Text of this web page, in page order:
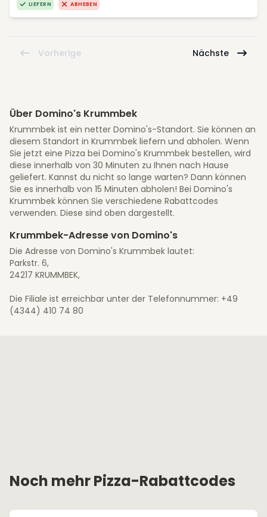
LIEFERN ABHEBEN
Vorherige Nächste
Über Domino's Krummbek
Krummbek ist ein netter Domino's-Standort. Sie können an
diesem Standort in Krummbek liefern und abholen. Wenn
Sie jetzt eine Pizza bei Domino's Krummbek bestellen, wird
diese innerhalb von 30 Minuten zu Ihnen nach Hause
geliefert. Kannst du nicht so lange warten? Dann können
Sie es innerhalb von 15 Minuten abholen! Bei Domino's
Krummbek können Sie verschiedene Rabattcodes
verwenden. Diese sind oben dargestellt.
Krummbek-Adresse von Domino's
Die Adresse von Domino's Krummbek lautet:
Parkstr. 6,
24217 KRUMMBEK,
Die Filiale ist erreichbar unter der Telefonnummer: +49
(4344) 410 74 80
Noch mehr Pizza-Rabattcodes